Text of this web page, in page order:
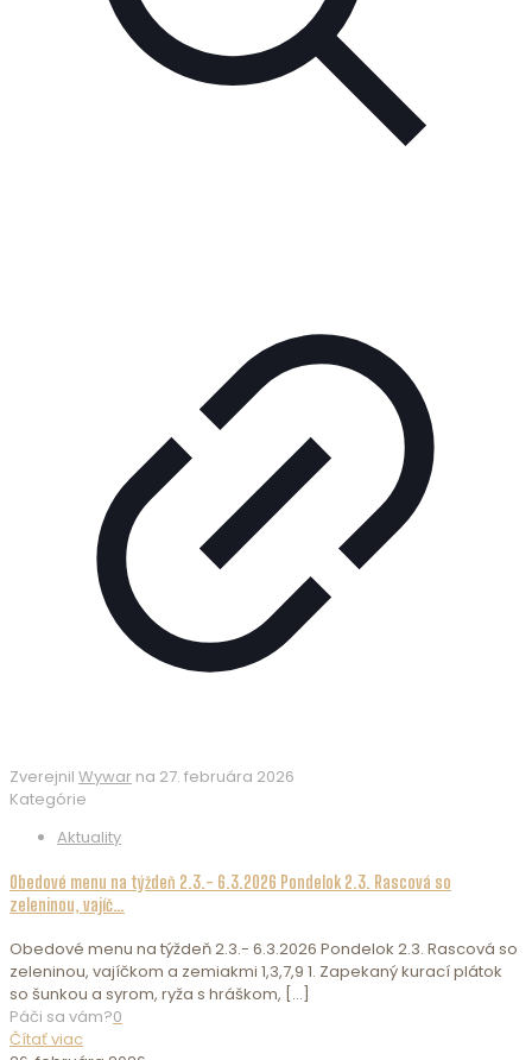
Zverejnil Wywar na 27. februára 2026
Kategórie
Aktuality
Obedové menu na týždeň 2.3.- 6.3.2026 Pondelok 2.3. Rascová so
zeleninou, vajíč…
Obedové menu na týždeň 2.3.- 6.3.2026 Pondelok 2.3. Rascová so
zeleninou, vajíčkom a zemiakmi 1,3,7,9 1. Zapekaný kurací plátok
so šunkou a syrom, ryža s hráškom, […]
Páči sa vám?0
Čítať viac